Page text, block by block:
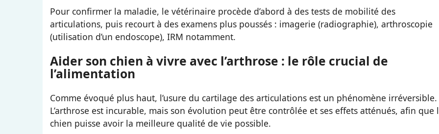
Pour confirmer la maladie, le vétérinaire procède d’abord à des tests de mobilité des
articulations, puis recourt à des examens plus poussés : imagerie (radiographie), arthroscopie
(utilisation d’un endoscope), IRM notamment.
Aider son chien à vivre avec l’arthrose : le rôle crucial de
l’alimentation
Comme évoqué plus haut, l’usure du cartilage des articulations est un phénomène irréversible.
L’arthrose est incurable, mais son évolution peut être contrôlée et ses effets atténués, afin que
chien puisse avoir la meilleure qualité de vie possible.